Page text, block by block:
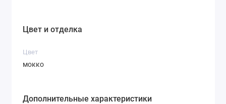
Цвет и отделка
Цвет
мокко
Дополнительные характеристики